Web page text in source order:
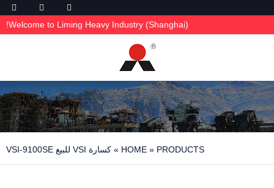
Welcome to Liming Heavy Industry (Shanghai)!
HOME » PRODUCTS
» كسارة VSI للبيع VSI-9100SE